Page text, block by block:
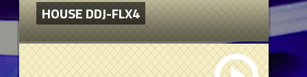
HOUSE DDJ-FLX4